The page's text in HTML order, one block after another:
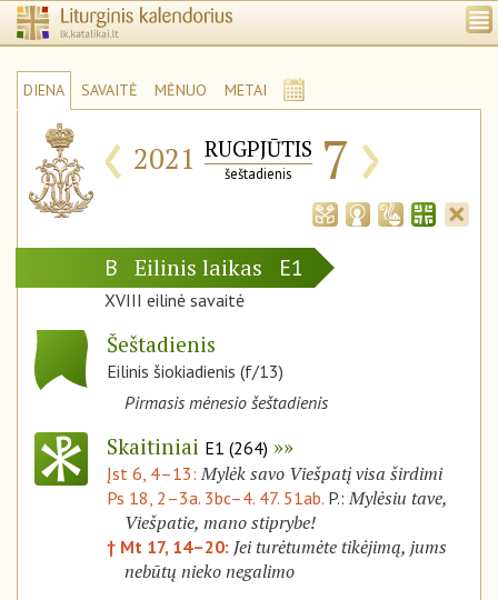
DIENA SAVAITĖ MĖNUO METAI
‹ 2021 RUGPJŪTIS
šeštadienis 7 ›
B Eilinis laikas E1
XVIII eilinė savaitė
Šeštadienis
Eilinis šiokiadienis (f/13)
Pirmasis mėnesio šeštadienis
Skaitiniai E1 (264)
Įst 6, 4–13:Mylėk savo Viešpatį visa širdimi
Ps 18, 2–3a. 3bc–4. 47. 51ab. P.:Mylėsiu tave,
Viešpatie, mano stiprybe!
† Mt 17, 14–20: Jei turėtumėte tikėjimą, jums
nebūtų nieko negalimo